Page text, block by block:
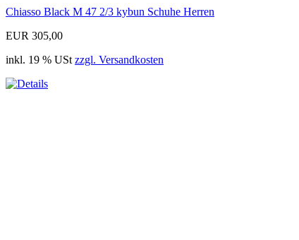
Chiasso Black M 47 2/3 kybun Schuhe Herren
EUR 305,00
inkl. 19 % USt zzgl. Versandkosten